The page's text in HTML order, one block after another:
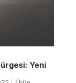
Yeni